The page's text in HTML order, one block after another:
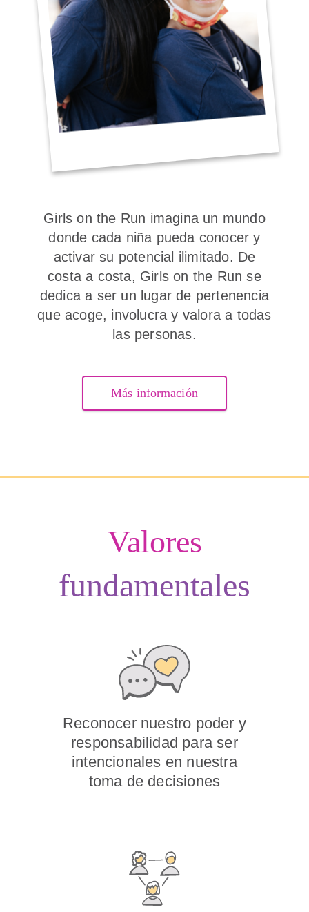
Girls on the Run imagina un mundo
donde cada niña pueda conocer y
activar su potencial ilimitado. De
costa a costa, Girls on the Run se
dedica a ser un lugar de pertenencia
que acoge, involucra y valora a todas
las personas.
Más información
Valores
fundamentales
Reconocer nuestro poder y
responsabilidad para ser
intencionales en nuestra
toma de decisiones